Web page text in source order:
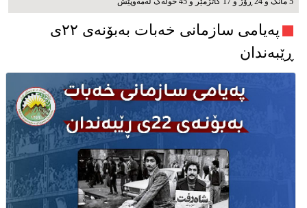
پەیامی سازمانی خەبات بەبۆنەی ۲۲ی
ڕێبەندان